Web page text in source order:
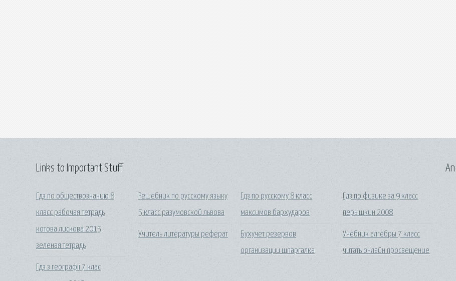
Links to Important Stuff
Гдз по обществознанию 8
класс рабочая тетрадь
котова лискова 2015
зеленая тетрадь
Гдз з географії 7 клас
Решебник по русскому языку
5 класс разумовской львова
Учитель литературы реферат
Гдз по русскому 8 класс
максимов бархударов
Бухучет резервов
организации шпаргалка
Гдз по физике за 9 класс
перышкин 2008
Учебник алгебры 7 класс
читать онлайн просвещение